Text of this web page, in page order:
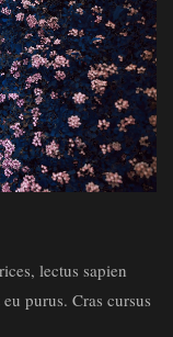
lectus sapien
purus. Cras cursus